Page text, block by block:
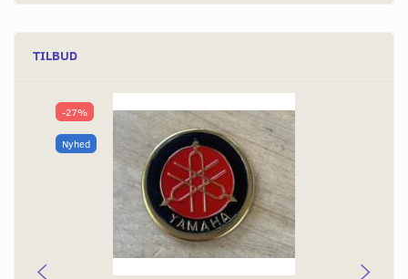
TILBUD
-27%
Nyhed